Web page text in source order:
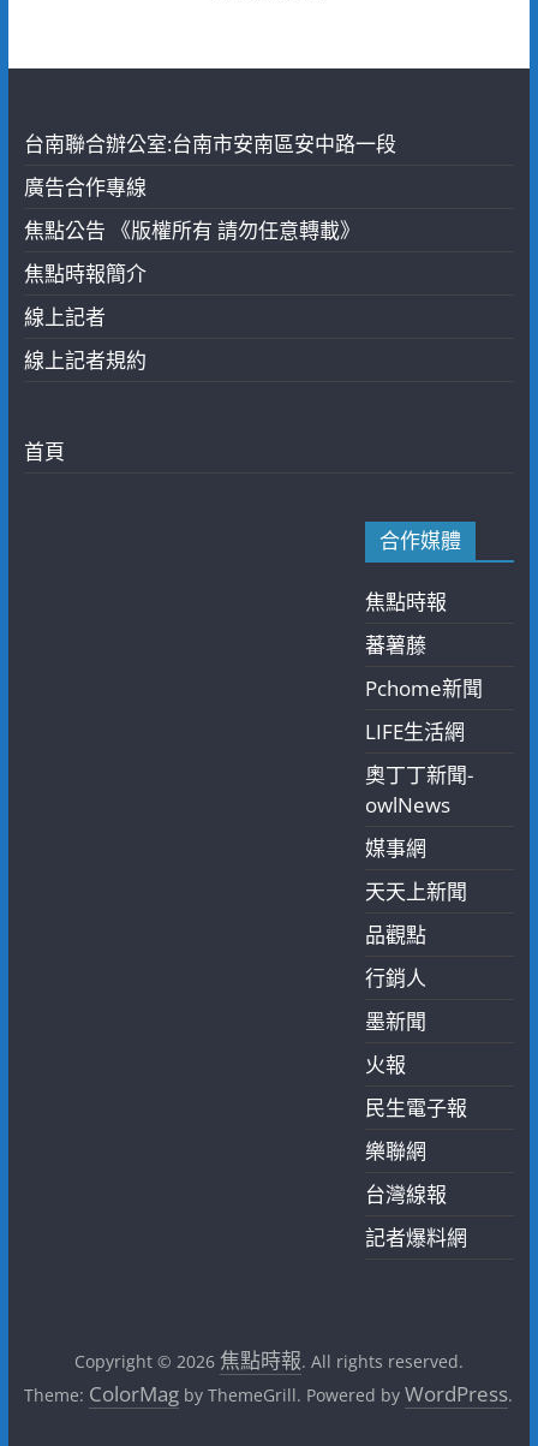
台南聯合辦公室:台南市安南區安中路一段
廣告合作專線
焦點公告 《版權所有 請勿任意轉載》
焦點時報簡介
線上記者
線上記者規約
首頁
合作媒體
焦點時報
蕃薯藤
Pchome新聞
LIFE生活網
奧丁丁新聞-
owlNews
媒事網
天天上新聞
品觀點
行銷人
墨新聞
火報
民生電子報
樂聯網
台灣線報
記者爆料網
Copyright © 2026 焦點時報. All rights reserved.
Theme: ColorMag by ThemeGrill. Powered byWordPress.